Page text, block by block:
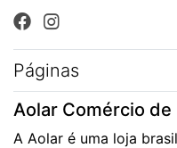
Páginas
Aolar Comércio
A Aolar é uma loja